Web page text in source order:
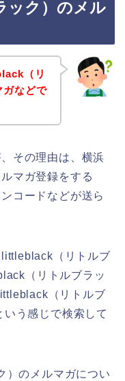
ック）のメル
（リ
ガなどで
その理由は、横浜
マガ登録をする
コードなどが送ら
（リトルブ
（リトルブラッ
（リトルブ
う感じで検索して
）のメルマガについ